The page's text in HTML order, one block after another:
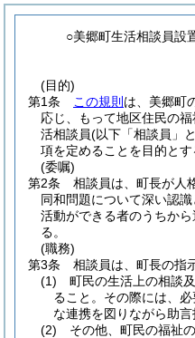
○美郷町生活相談員設
(目的)
第1条
この規則 は、美郷町
応じ、もって地区住民の
活相談員(以下「相談員」
項を定めることを目的とす
(委嘱)
第2条
相談員は、町長が人
同和問題について深い認
活動ができる者のうちか
る。
(職務)
第3条
相談員は、町長の指
(1)
町民の生活上の相談
ること。 その際には、
な連携を図りながら助言
(2)
その他、町民の福祉